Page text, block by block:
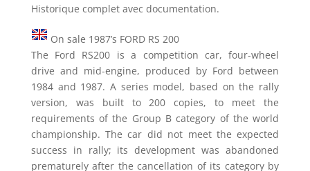
Historique complet avec documentation.
On sale 1987’s FORD RS 200
The Ford RS200 is a competition car, four-wheel
drive and mid-engine, produced by Ford between
1984 and 1987. A series model, based on the rally
version, was built to 200 copies, to meet the
requirements of the Group B category of the world
championship. The car did not meet the expected
success in rally; its development was abandoned
prematurely after the cancellation of its category by